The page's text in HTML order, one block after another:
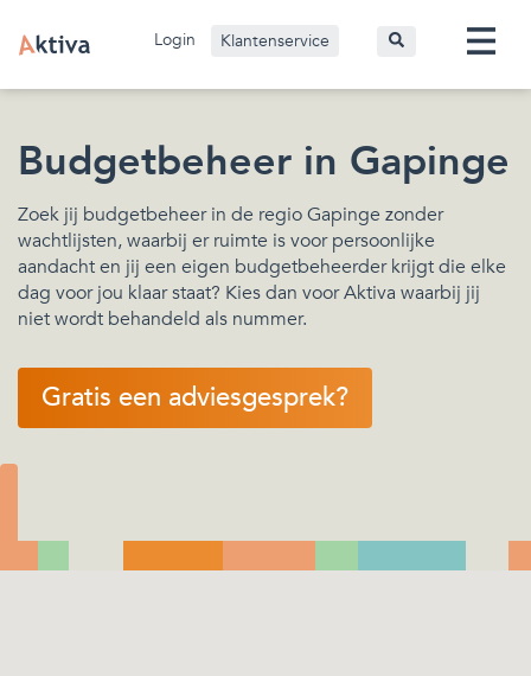
Login Klantenservice
Budgetbeheer in Gapinge
Zoek jij budgetbeheer in de regio Gapinge zonder
wachtlijsten, waarbij er ruimte is voor persoonlijke
aandacht en jij een eigen budgetbeheerder krijgt die elke
dag voor jou klaar staat? Kies dan voor Aktiva waarbij jij
niet wordt behandeld als nummer.
Gratis een adviesgesprek?